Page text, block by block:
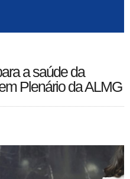
a saúde da
Plenário da ALMG